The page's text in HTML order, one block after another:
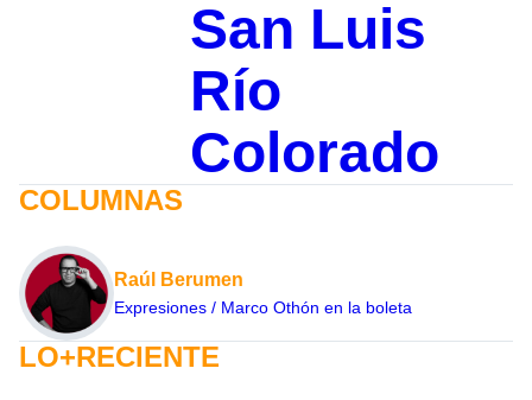
San Luis
Río
Colorado
COLUMNAS
Raúl Berumen
Expresiones / Marco Othón en la boleta
LO+RECIENTE